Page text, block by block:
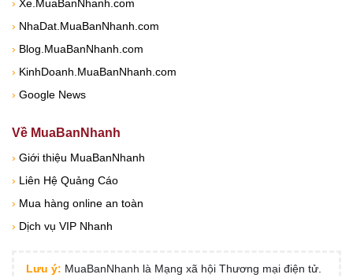
› Xe.MuaBanNhanh.com
› NhaDat.MuaBanNhanh.com
› Blog.MuaBanNhanh.com
› KinhDoanh.MuaBanNhanh.com
› Google News
Về MuaBanNhanh
› Giới thiệu MuaBanNhanh
› Liên Hệ Quảng Cáo
› Mua hàng online an toàn
› Dịch vụ VIP Nhanh
Lưu ý: MuaBanNhanh là Mạng xã hội Thương mại điện tử.